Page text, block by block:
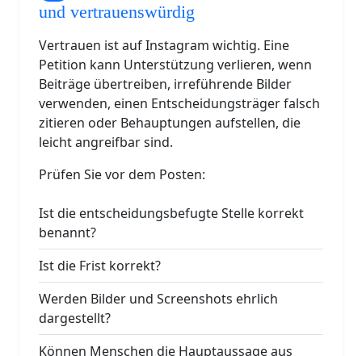
und vertrauenswürdig
Vertrauen ist auf Instagram wichtig. Eine
Petition kann Unterstützung verlieren, wenn
Beiträge übertreiben, irreführende Bilder
verwenden, einen Entscheidungsträger falsch
zitieren oder Behauptungen aufstellen, die
leicht angreifbar sind.
Prüfen Sie vor dem Posten:
Ist die entscheidungsbefugte Stelle korrekt
benannt?
Ist die Frist korrekt?
Werden Bilder und Screenshots ehrlich
dargestellt?
Können Menschen die Hauptaussage aus